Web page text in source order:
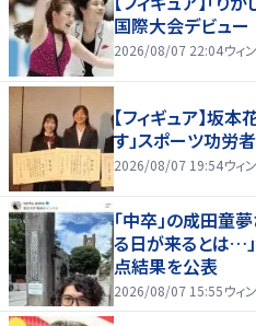
国際大会デビュ
2026/08/07 22:04ウィ
【フィギュア】坂
す」スポーツ功
2026/08/07 19:54ウィ
「中卒」の成田童
る日が来るとは…
点結果を公表
2026/08/07 15:55ウィ